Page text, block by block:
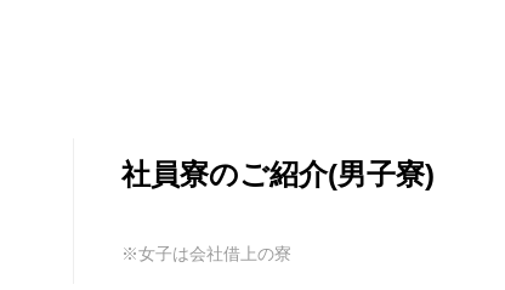
社員寮のご紹介(男子寮)
※女子は会社借上の寮